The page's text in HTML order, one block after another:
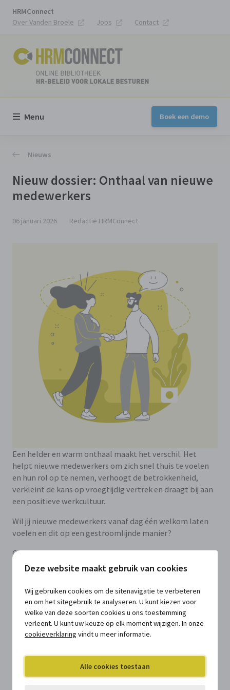
Deze website maakt gebruik van cookies
Wij gebruiken cookies om de sitenavigatie te verbeteren
en om het sitegebruik te analyseren. U kunt kiezen voor
welke van deze soorten cookies u ons toestemming
verleent. U kunt uw keuze op elk moment wijzigen. In onze
cookieverklaring vindt u meer informatie.
Alle cookies toestaan
HRMConnect
Over Vanden Broele
Jobs Contact
Menu Boek een demo
Nieuws
Nieuw dossier: Onthaal van nieuwe
medewerkers
06 januari 2026 Redactie HRMConnect
Een helder en warm onthaal maakt het verschil. Het
helpt nieuwe medewerkers om zich snel thuis te voelen
en hun rol op te nemen, verhoogt de betrokkenheid,
verkleint de kans op vroegtijdig vertrek en draagt bij aan
een positieve werkcultuur.
Wil jij nieuwe medewerkers vanaf dag één welkom laten
voelen en dit op een gestroomlijnde manier?
Ontdek dan zeker ons uitgebreide kennisdossier: bomvol
inzichten, handige tools, sjablonen, tips en inspirerende
voorbeelden over het onthaal van nieuwe collega's. Alles
wat je nodig hebt om je onthaalproces te verbeteren en
te professionaliseren!
ons kennisdossier:Onthaal van nieuwe